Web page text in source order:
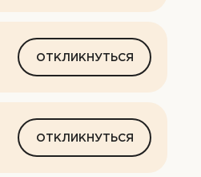
ОТКЛИКНУТЬСЯ
ОТКЛИКНУТЬСЯ